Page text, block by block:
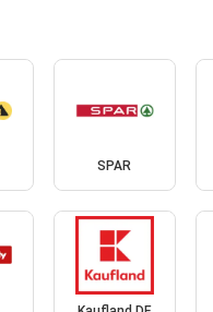
SPAR